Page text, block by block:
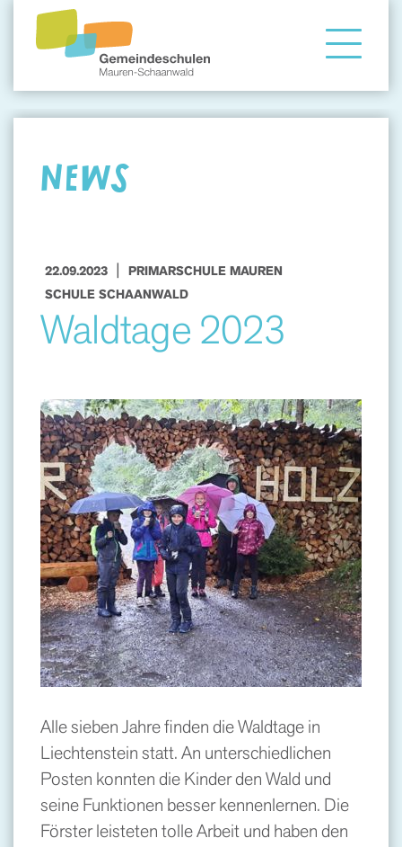
Gemeindeschule
NEWS
22.09.2023 | PRIMARSCHULE MAUREN
SCHULE SCHAANWALD
Waldtage 2023
Alle sieben Jahre finden die Waldtage in
Liechtenstein statt. An unterschiedlichen
Posten konnten die Kinder den Wald und
seine Funktionen besser kennenlernen. Die
Förster leisteten tolle Arbeit und haben den